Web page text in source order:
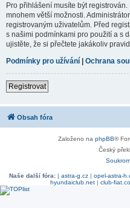
Pro přihlášení musíte být
mnohem větší možnosti.
registrovaným uživatelům. Před
s našimi podmínkami pro použití a s
ujistěte, že si přečtete jakákoliv
Podmínky pro užívání | Ochrana
Registrovat
Obsah fóra
Založeno na phpBB®
Český
Naše další fóra: | astra-g.cz | opel-astra-
hyundaiclub.net| club-